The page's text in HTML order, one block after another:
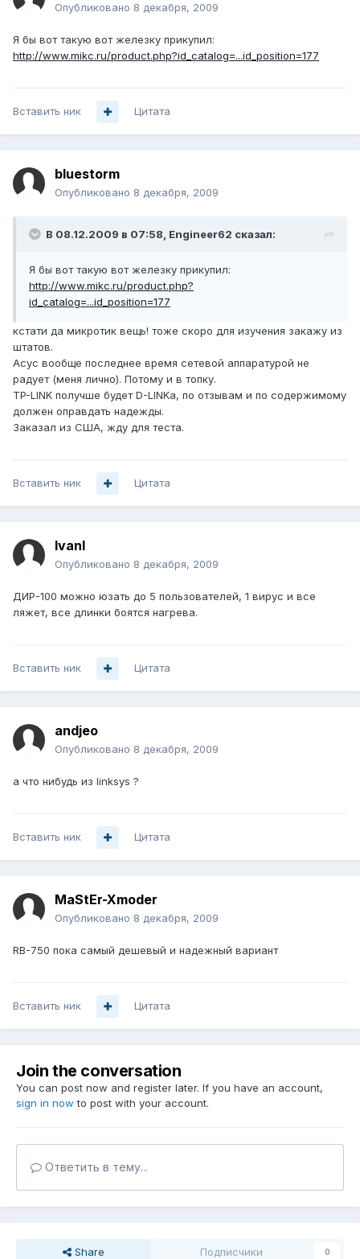
Опубликовано 8 декабря, 2009
Я бы вот такую вот железку прикупил:
http://www.mikc.ru/product.php?id_catalog=...id_position=177
Вставить ник Цитата
bluestorm
Опубликовано 8 декабря, 2009
В 08.12.2009 в 07:58, Engineer62 сказал:
Я бы вот такую вот железку прикупил:
http://www.mikc.ru/product.php?
id_catalog=...id_position=177
кстати да микротик вещь! тоже скоро для изучения закажу из
штатов.
Асус вообще последнее время сетевой аппаратурой не
радует (меня лично). Потому и в топку.
TP-LINK получше будет D-LINKа, по отзывам и по содержимому
должен оправдать надежды.
Заказал из США, жду для теста.
Вставить ник Цитата
IvanI
Опубликовано 8 декабря, 2009
ДИР-100 можно юзать до 5 пользователей, 1 вирус и все
ляжет, все длинки боятся нагрева.
Вставить ник Цитата
andjeo
Опубликовано 8 декабря, 2009
а что нибудь из linksys ?
Вставить ник Цитата
MaStEr-Xmoder
Опубликовано 8 декабря, 2009
RB-750 пока самый дешевый и надежный вариант
Вставить ник Цитата
Join the conversation
You can post now and register later. If you have an account,
sign in now to post with your account.
Ответить в тему...
Share Подписчики 0